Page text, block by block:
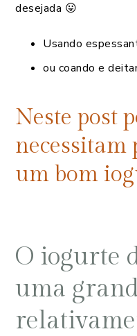
desejada 😛
Usando
ou coando e
Neste post
necessitam
um bom
O iogurte
uma